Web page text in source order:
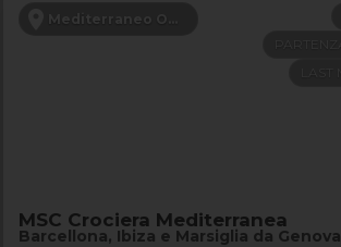
Mediterraneo Occidentale
MSC Crociera Mediterranea
Barcellona, Ibiza e Marsiglia da Genova